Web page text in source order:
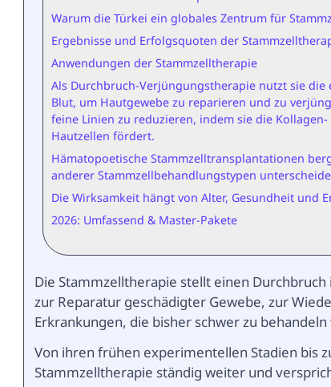
Warum die Türkei ein globales Zentrum für
Ergebnisse und Erfolgsquoten der
Anwendungen der Stammzelltherapie
Als Durchbruch-Verjüngungstherapie nutzt sie
Blut, um Hautgewebe zu reparieren und zu
feine Linien zu reduzieren, indem sie die
Hautzellen fördert.
Hämatopoetische Stammzelltransplantationen
anderer Stammzellbehandlungstypen
Die Wirksamkeit hängt von Alter, Gesundheit und
2026: Umfassend & Master-Pakete
Die Stammzelltherapie stellt einen
zur Reparatur geschädigter Gewebe, zur
Erkrankungen, die bisher schwer zu behandeln
Von ihren frühen experimentellen Stadien bis
Stammzelltherapie ständig weiter und